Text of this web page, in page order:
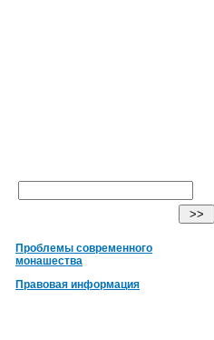
Проблемы современного
монашества
Правовая информация